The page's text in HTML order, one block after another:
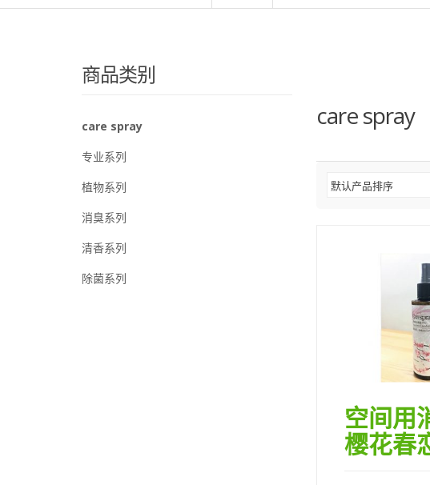
care spray
空间用
樱花春
商品类别
care spray
专业系列
植物系列
消臭系列
清香系列
除菌系列